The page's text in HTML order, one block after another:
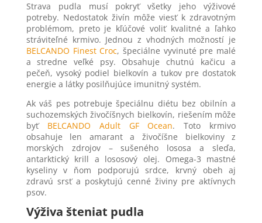
Strava pudla musí pokryť všetky jeho výživové
potreby. Nedostatok živín môže viesť k zdravotným
problémom, preto je kľúčové voliť kvalitné a ľahko
stráviteľné krmivo. Jednou z vhodných možností je
BELCANDO Finest Croc, špeciálne vyvinuté pre malé
a stredne veľké psy. Obsahuje chutnú kačicu a
pečeň, vysoký podiel bielkovín a tukov pre dostatok
energie a látky posilňujúce imunitný systém.
Ak váš pes potrebuje špeciálnu diétu bez obilnín a
suchozemských živočíšnych bielkovín, riešením môže
byť BELCANDO Adult GF Ocean. Toto krmivo
obsahuje len amarant a živočíšne bielkoviny z
morských zdrojov – sušeného lososa a sleďa,
antarktický krill a lososový olej. Omega-3 mastné
kyseliny v ňom podporujú srdce, krvný obeh aj
zdravú srsť a poskytujú cenné živiny pre aktívnych
psov.
Výživa šteniat pudla